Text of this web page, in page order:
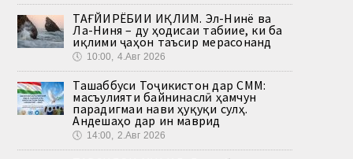
ТАҒЙИРЁБИИ ИҚЛИМ. Эл-Нинё ва
Ла-Ниня – ду ҳодисаи табиие, ки ба
иқлими ҷаҳон таъсир мерасонанд
🕔 10:00, 4.Авг 2026
Ташаббуси Тоҷикистон дар СММ:
масъулияти байнинаслӣ ҳамчун
парадигмаи нави ҳуқуқи сулҳ.
Андешаҳо дар ин маврид
🕔 14:00, 2.Авг 2026